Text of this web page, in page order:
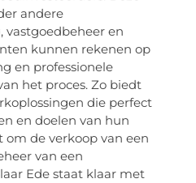
andere
vastgoedbeheer en
kunnen rekenen op
en professionele
het proces. Zo biedt
die perfect
en doelen van hun
de verkoop van een
van een
Ede staat klaar met